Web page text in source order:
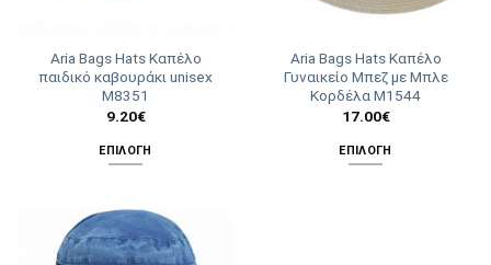
Aria Bags Hats Καπέλο
παιδικό καβουράκι unisex
Μ8351
9.20€
ΕΠΙΛΟΓΉ
προϊόν
έχει
Aria Bags Hats Καπέλο
Γυναικείο Μπεζ με Μπλε
Κορδέλα Μ1544
17.00€
ΕΠΙΛΟΓΉ